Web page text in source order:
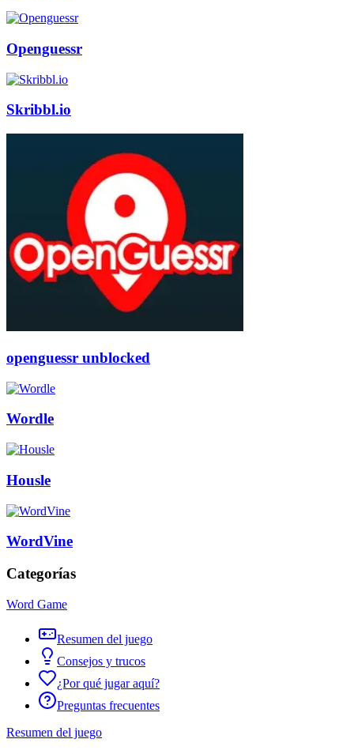
Openguessr
Skribbl.io
openguessr unblocked
Wordle
Housle
WordVine
Categorías
Word Game
Resumen del juego
Consejos y trucos
¿Por qué jugar aquí?
Preguntas frecuentes
Resumen del juego